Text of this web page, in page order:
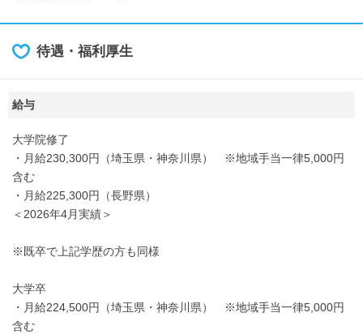
待遇・福利厚生
給与
大学院修了
・月給230,300円（埼玉県・神奈川県） ※地域手当一律5,000円
含む
・月給225,300円（長野県）
＜2026年4月実績＞
※既卒で上記学歴の方も同様
大学卒
・月給224,500円（埼玉県・神奈川県） ※地域手当一律5,000円
含む